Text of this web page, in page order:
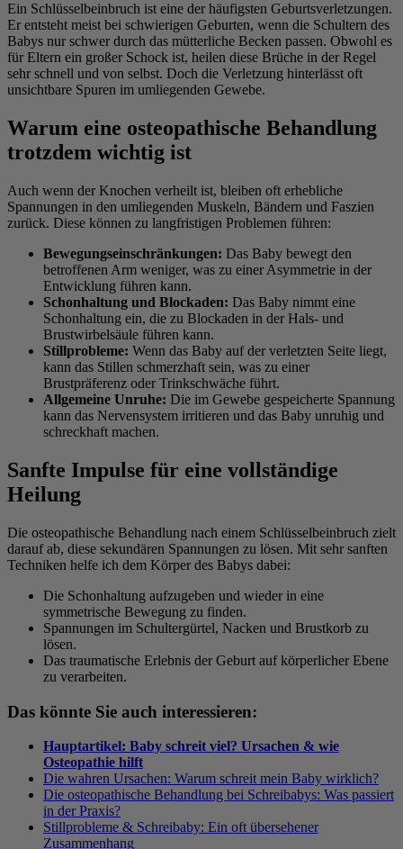
Ein Schlüsselbeinbruch ist eine der häufigsten Geburtsverletzungen.
Er entsteht meist bei schwierigen Geburten, wenn die Schultern des
Babys nur schwer durch das mütterliche Becken passen. Obwohl es
für Eltern ein großer Schock ist, heilen diese Brüche in der Regel
sehr schnell und von selbst. Doch die Verletzung hinterlässt oft
unsichtbare Spuren im umliegenden Gewebe.
Warum eine osteopathische Behandlung
trotzdem wichtig ist
Auch wenn der Knochen verheilt ist, bleiben oft erhebliche
Spannungen in den umliegenden Muskeln, Bändern und Faszien
zurück. Diese können zu langfristigen Problemen führen:
Bewegungseinschränkungen: Das Baby bewegt den
betroffenen Arm weniger, was zu einer Asymmetrie in der
Entwicklung führen kann.
Schonhaltung und Blockaden: Das Baby nimmt eine
Schonhaltung ein, die zu Blockaden in der Hals- und
Brustwirbelsäule führen kann.
Stillprobleme: Wenn das Baby auf der verletzten Seite liegt,
kann das Stillen schmerzhaft sein, was zu einer
Brustpräferenz oder Trinkschwäche führt.
Allgemeine Unruhe: Die im Gewebe gespeicherte Spannung
kann das Nervensystem irritieren und das Baby unruhig und
schreckhaft machen.
Sanfte Impulse für eine vollständige
Heilung
Die osteopathische Behandlung nach einem Schlüsselbeinbruch zielt
darauf ab, diese sekundären Spannungen zu lösen. Mit sehr sanften
Techniken helfe ich dem Körper des Babys dabei:
Die Schonhaltung aufzugeben und wieder in eine
symmetrische Bewegung zu finden.
Spannungen im Schultergürtel, Nacken und Brustkorb zu
lösen.
Das traumatische Erlebnis der Geburt auf körperlicher Ebene
zu verarbeiten.
Das könnte Sie auch interessieren:
Hauptartikel: Baby schreit viel? Ursachen & wie
Osteopathie hilft
Die wahren Ursachen: Warum schreit mein Baby wirklich?
Die osteopathische Behandlung bei Schreibabys: Was passiert
in der Praxis?
Stillprobleme & Schreibaby: Ein oft übersehener
Zusammenhang